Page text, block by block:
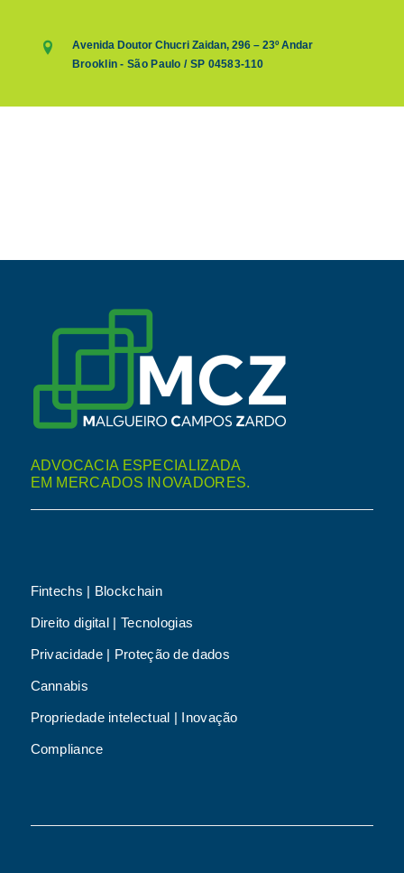
Avenida Doutor Chucri Zaidan, 296 – 23º Andar
Brooklin - São Paulo / SP 04583-110
ADVOCACIA ESPECIALIZADA
EM MERCADOS INOVADORES.
Fintechs | Blockchain
Direito digital | Tecnologias
Privacidade | Proteção de dados
Cannabis
Propriedade intelectual | Inovação
Compliance